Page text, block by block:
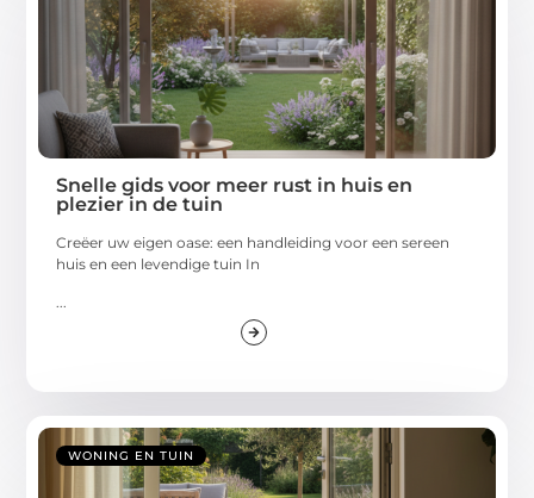
Snelle gids voor meer rust in huis en
plezier in de tuin
Creëer uw eigen oase: een handleiding voor een sereen
huis en een levendige tuin In
...
WONING EN TUIN